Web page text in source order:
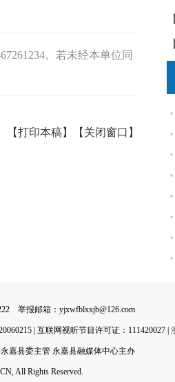
。若未经本单位同
【打印本稿】 【关闭窗口】
开
举报邮箱：yjxwfblxxjb@126.com
| 互联网视听节目许可证：111420027 |
嘉县委主管 永嘉县融媒体中心主办
All Rights Reserved.